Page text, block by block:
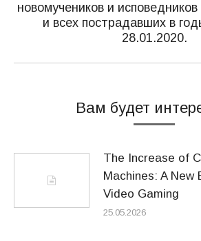
запись:
новомучеников и
и всех пострадавших в
28.01.2020.
Вам будет
The Increase of
Machines: A New
Video Gaming
25.05.2026